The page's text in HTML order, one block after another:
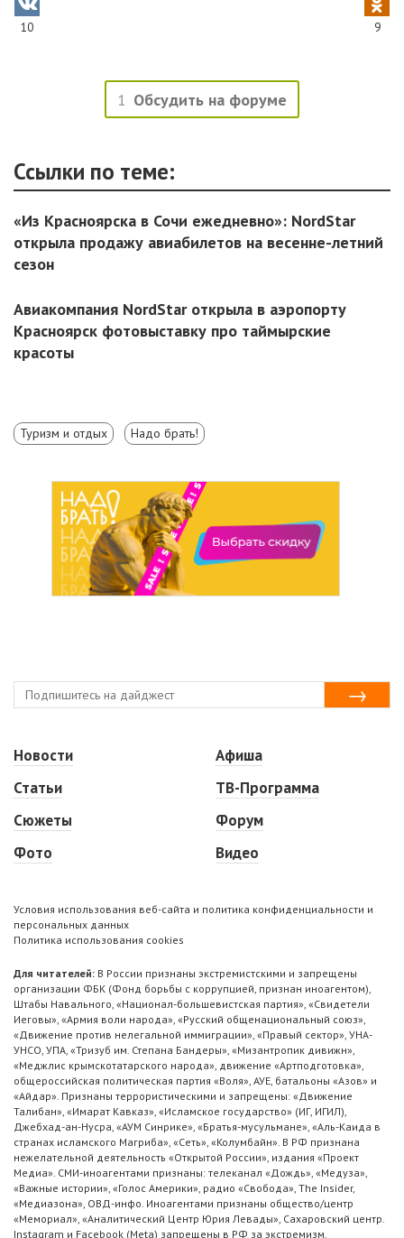
10 9
1 Обсудить на форуме
Ссылки по теме:
«Из Красноярска в Сочи ежедневно»: NordStar
открыла продажу авиабилетов на весенне-летний
сезон
Авиакомпания NordStar открыла в аэропорту
Красноярск фотовыставку про таймырские
красоты
Туризм и отдых Надо брать!
Новости
Статьи
Сюжеты
Фото
Афиша
ТВ-Программа
Форум
Видео
Условия использования веб-сайта и политика конфиденциальности и
персональных данных
Политика использования cookies
Для читателей: В России признаны экстремистскими и запрещены
организации ФБК (Фонд борьбы с коррупцией, признан иноагентом),
Штабы Навального, «Национал-большевистская партия», «Свидетели
Иеговы», «Армия воли народа», «Русский общенациональный союз»,
«Движение против нелегальной иммиграции», «Правый сектор», УНА-
УНСО, УПА, «Тризуб им. Степана Бандеры», «Мизантропик дивижн»,
«Меджлис крымскотатарского народа», движение «Артподготовка»,
общероссийская политическая партия «Воля», АУЕ, батальоны «Азов» и
«Айдар». Признаны террористическими и запрещены: «Движение
Талибан», «Имарат Кавказ», «Исламское государство» (ИГ, ИГИЛ),
Джебхад-ан-Нусра, «АУМ Синрике», «Братья-мусульмане», «Аль-Каида в
странах исламского Магриба», «Сеть», «Колумбайн». В РФ признана
нежелательной деятельность «Открытой России», издания «Проект
Медиа». СМИ-иноагентами признаны: телеканал «Дождь», «Медуза»,
«Важные истории», «Голос Америки», радио «Свобода», The Insider,
«Медиазона», ОВД-инфо. Иноагентами признаны общество/центр
«Мемориал», «Аналитический Центр Юрия Левады», Сахаровский центр.
Instagram и Facebook (Metа) запрещены в РФ за экстремизм.